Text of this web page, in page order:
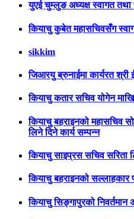
युएई चुम्लुङ अध्यक्ष स्वागत तथा
कियाचु कुबेत महासचिवसँग
sikkim
जिआरयु ब्रुनाईमा कार्यरत श्री
कियाचु कतार सचिव योगेन
कियाचु बहराइनको महासचिव
लिने दिने कार्य सम्पन्न
कियाचु साइप्रस सचिव सरिता
कियाचु बहराइनको
कियाचु सिङ्गापुरको निवर्तमान